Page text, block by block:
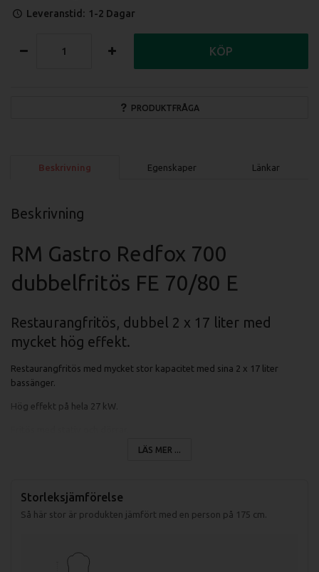
Leveranstid: 1-2 Dagar
PRODUKTFRÅGA
KÖP
Beskrivning Egenskaper Länkar
Beskrivning
RM Gastro Redfox 700
dubbelfritös FE 70/80 E
Restaurangfritös, dubbel 2 x 17 liter med
mycket hög effekt.
Restaurangfritös med mycket stor kapacitet med sina 2 x 17 liter
bassänger.
Hög effekt på hela 27 kW.
Uppvikbara element för enklare rengöring.
fritösen.
Termostat som styr temperaturen på fritösen mellan 50-190 grader.
Fritöskorgens storlek är 280x300x120 mm.
LÄS MER ...
Storleksjämförelse
Så här stor är produkten jämfört med en person på 175 cm.